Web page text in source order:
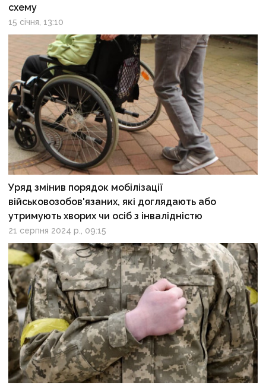
схему
15 січня, 13:10
Уряд змінив порядок мобілізації
військовозобов'язаних, які доглядають або
утримують хворих чи осіб з інвалідністю
21 серпня 2024 р., 09:15